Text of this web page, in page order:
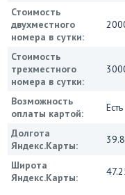
Стоимость
двухместного
номера в сутки:
Стоимость
трехместного
номера в сутки:
Возможность
оплаты картой:
Есть
Долгота
Яндекс.Карты:
Широта
Яндекс.Карты: